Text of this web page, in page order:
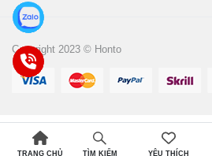
Copyright 2023 © Honto
TRANG CHỦ TÌM KIẾM YÊU THÍCH